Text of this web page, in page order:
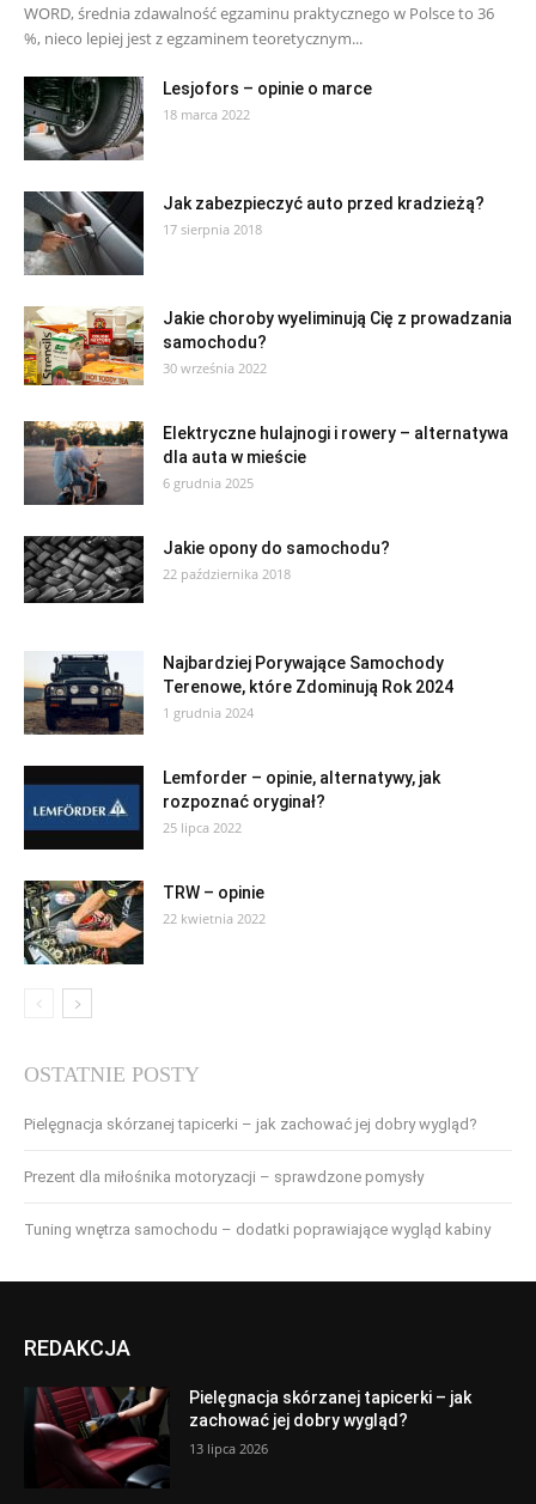
WORD, średnia zdawalność egzaminu praktycznego w Polsce to 36
%, nieco lepiej jest z egzaminem teoretycznym...
Lesjofors – opinie o marce
18 marca 2022
Jak zabezpieczyć auto przed kradzieżą?
17 sierpnia 2018
Jakie choroby wyeliminują Cię z prowadzania
samochodu?
30 września 2022
Elektryczne hulajnogi i rowery – alternatywa
dla auta w mieście
6 grudnia 2025
Jakie opony do samochodu?
22 października 2018
Najbardziej Porywające Samochody
Terenowe, które Zdominują Rok 2024
1 grudnia 2024
Lemforder – opinie, alternatywy, jak
rozpoznać oryginał?
25 lipca 2022
TRW – opinie
22 kwietnia 2022
OSTATNIE POSTY
Pielęgnacja skórzanej tapicerki – jak zachować jej dobry wygląd?
Prezent dla miłośnika motoryzacji – sprawdzone pomysły
Tuning wnętrza samochodu – dodatki poprawiające wygląd kabiny
REDAKCJA
Pielęgnacja skórzanej tapicerki – jak
zachować jej dobry wygląd?
13 lipca 2026